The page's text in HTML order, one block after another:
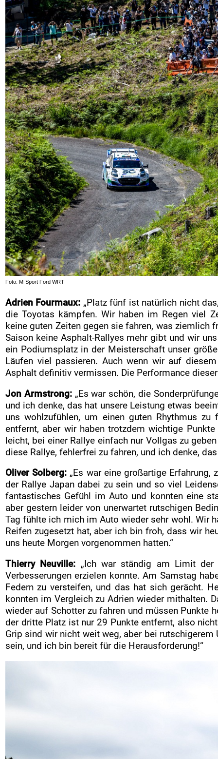
Foto: M-Sport Ford WRT
Adrien Fourmaux: „Platz fünf ist natürlich nicht
die Toyotas kämpfen. Wir haben im Regen viel
keine guten Zeiten gegen sie fahren, was ziemlich
Saison keine Asphalt-Rallyes mehr gibt und wir
ein Podiumsplatz in der Meisterschaft unser
Läufen viel passieren. Auch wenn wir auf
Asphalt definitiv vermissen. Die Performance
Jon Armstrong:„Es war schön, die
und ich denke, das hat unsere Leistung etwas
uns wohlzufühlen, um einen guten Rhythmus
entfernt, aber wir haben trotzdem wichtige
leicht, bei einer Rallye einfach nur Vollgas zu
diese Rallye, fehlerfrei zu fahren, und ich denke,
Oliver Solberg: „Es war eine großartige Erfahrung,
der Rallye Japan dabei zu sein und so viel
fantastisches Gefühl im Auto und konnten eine
aber gestern leider von unerwartet rutschigen
Tag fühlte ich mich im Auto wieder sehr wohl. Wir
Reifen zugesetzt hat, aber ich bin froh, dass wir
uns heute Morgen vorgenommen hatten.“
Thierry Neuville: „Ich war ständig am Limit der
Verbesserungen erzielen konnte. Am Samstag
Federn zu versteifen, und das hat sich gerächt.
konnten im Vergleich zu Adrien wieder mithalten.
wieder auf Schotter zu fahren und müssen Punkte
der dritte Platz ist nur 29 Punkte entfernt, also
Grip sind wir nicht weit weg, aber bei
sein, und ich bin bereit für die Herausforderung!“